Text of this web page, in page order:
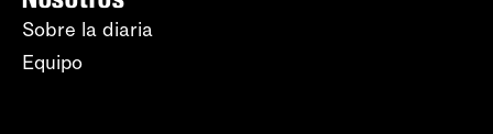
Sobre la diaria
Equipo